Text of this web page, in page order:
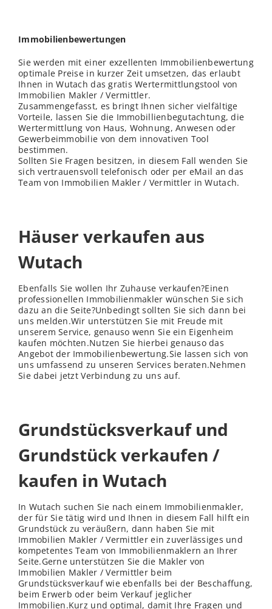
Immobilienbewertungen
Sie werden mit einer exzellenten Immobilienbewertung
optimale Preise in kurzer Zeit umsetzen, das erlaubt
Ihnen in Wutach das gratis Wertermittlungstool von
Immobilien Makler / Vermittler.
Zusammengefasst, es bringt Ihnen sicher vielfältige
Vorteile, lassen Sie die Immobillienbegutachtung, die
Wertermittlung von Haus, Wohnung, Anwesen oder
Gewerbeimmobilie von dem innovativen Tool
bestimmen.
Sollten Sie Fragen besitzen, in diesem Fall wenden Sie
sich vertrauensvoll telefonisch oder per eMail an das
Team von Immobilien Makler / Vermittler in Wutach.
Häuser verkaufen aus
Wutach
Ebenfalls Sie wollen Ihr Zuhause verkaufen?Einen
professionellen Immobilienmakler wünschen Sie sich
dazu an die Seite?Unbedingt sollten Sie sich dann bei
uns melden.Wir unterstützen Sie mit Freude mit
unserem Service, genauso wenn Sie ein Eigenheim
kaufen möchten.Nutzen Sie hierbei genauso das
Angebot der Immobilienbewertung.Sie lassen sich von
uns umfassend zu unseren Services beraten.Nehmen
Sie dabei jetzt Verbindung zu uns auf.
Grundstücksverkauf und
Grundstück verkaufen /
kaufen in Wutach
In Wutach suchen Sie nach einem Immobilienmakler,
der für Sie tätig wird und Ihnen in diesem Fall hilft ein
Grundstück zu veräußern, dann haben Sie mit
Immobilien Makler / Vermittler ein zuverlässiges und
kompetentes Team von Immobilienmaklern an Ihrer
Seite.Gerne unterstützen Sie die Makler von
Immobilien Makler / Vermittler beim
Grundstücksverkauf wie ebenfalls bei der Beschaffung,
beim Erwerb oder beim Verkauf jeglicher
Immobilien.Kurz und optimal, damit Ihre Fragen und